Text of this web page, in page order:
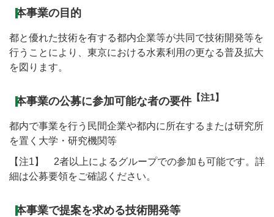
本事業の目的
都と優れた技術を有する都内企業等が共同で技術開発等を
行うことにより、東京における水素利用の更なる普及拡大
を図ります。
本事業の公募に参加可能な者の要件 【注1】
都内で事業を行う民間企業や都内に所在するまたは研究所
を置く大学・研究機関等
【注1】 2者以上によるグループでの参加も可能です。詳
細は公募要領をご確認ください。
本事業で提案を求める技術開発等